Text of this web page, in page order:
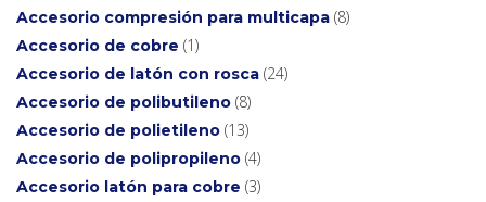
Accesorio compresión para multicapa 8
Accesorio de cobre 1
Accesorio de latón con rosca 24
Accesorio de polibutileno 8
Accesorio de polietileno 13
Accesorio de polipropileno 4
Accesorio latón para cobre 3